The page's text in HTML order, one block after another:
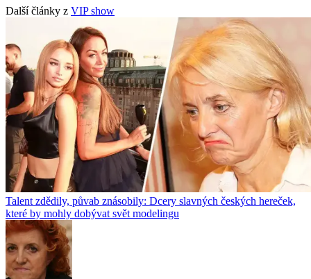
Další články z VIP show
Talent zdědily, půvab znásobily: Dcery slavných českých hereček,
které by mohly dobývat svět modelingu